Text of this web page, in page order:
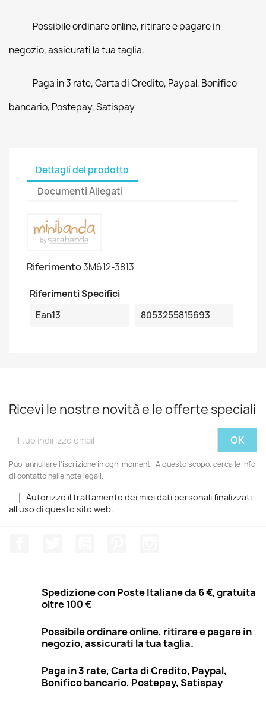
Possibile ordinare online, ritirare e pagare in
negozio, assicurati la tua taglia.
Paga in 3 rate, Carta di Credito, Paypal, Bonifico
bancario, Postepay, Satispay
Dettagli del prodotto
Documenti Allegati
Riferimento3M612-3813
Riferimenti Specifici
Ean13
8053255815693
Ricevi le nostre novità e le offerte speciali
Puoi annullare l'iscrizione in ogni momenti. A questo scopo, cerca le info
di contatto nelle note legali.
Autorizzo il trattamento dei miei dati personali finalizzati
all'uso di questo sito web.
Spedizione con Poste Italiane da 6 €, gratuita
oltre 100 €
Possibile ordinare online, ritirare e pagare in
negozio, assicurati la tua taglia.
Paga in 3 rate, Carta di Credito, Paypal,
Bonifico bancario, Postepay, Satispay